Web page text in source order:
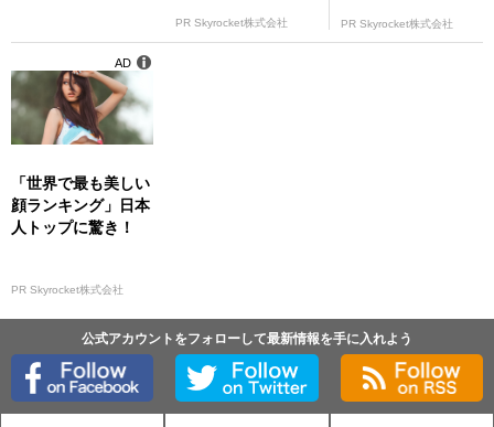
PR Skyrocket株式会社 PR Skyrocket株式会社
「世界で最も美しい
顔ランキング」日本
人トップに驚き！
PR Skyrocket株式会社
AD
公式アカウントをフォローして最新情報を手に入れよう